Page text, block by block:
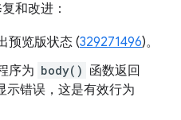
和改进：
预览版状态 (329271496)。
序为 body() 函数返回
示错误，这是有效行为